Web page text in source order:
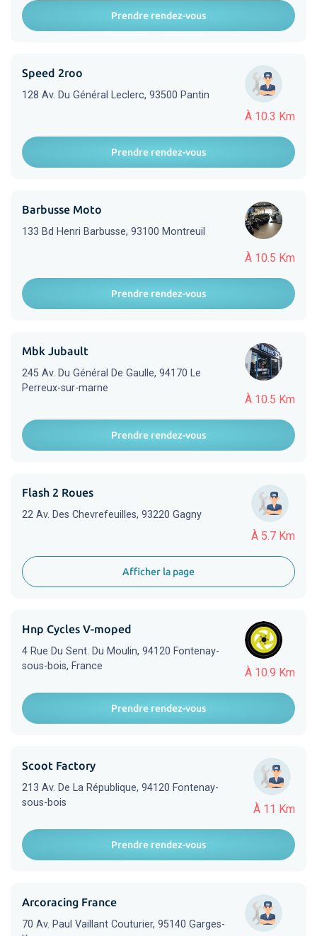
Prendre rendez-vous
À 10.3 Km
Speed 2roo
128 Av. Du Général Leclerc, 93500 Pantin
Prendre rendez-vous
À 10.5 Km
Barbusse Moto
133 Bd Henri Barbusse, 93100 Montreuil
Prendre rendez-vous
À 10.5 Km
Mbk Jubault
245 Av. Du Général De Gaulle, 94170 Le
Perreux-sur-marne
Prendre rendez-vous
À 5.7 Km
Flash 2 Roues
22 Av. Des Chevrefeuilles, 93220 Gagny
Afficher la page
À 10.9 Km
Hnp Cycles V-moped
4 Rue Du Sent. Du Moulin, 94120 Fontenay-
sous-bois, France
Prendre rendez-vous
À 11 Km
Scoot Factory
213 Av. De La République, 94120 Fontenay-
sous-bois
Prendre rendez-vous
Arcoracing France
70 Av. Paul Vaillant Couturier, 95140 Garges-